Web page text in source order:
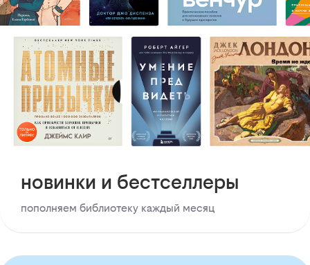
новинки и бестселлеры
пополняем библиотеку каждый месяц